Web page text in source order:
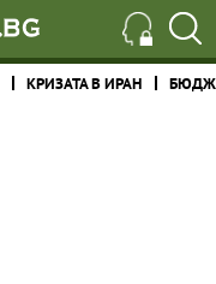
КРИЗАТА В ИРАН